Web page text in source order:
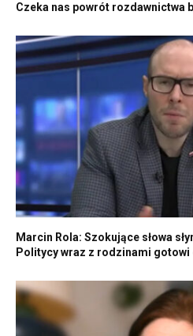
Czeka nas powrót rozdawnictwa
Marcin Rola: Szokujące słowa
Politycy wraz z rodzinami